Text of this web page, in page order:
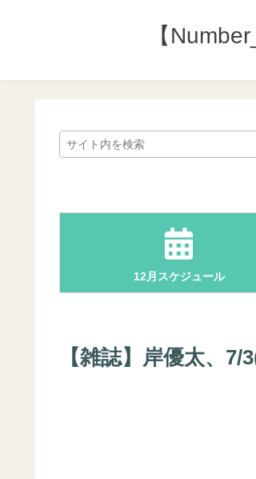
【
12月スケジュール
【雑誌】岸優太、